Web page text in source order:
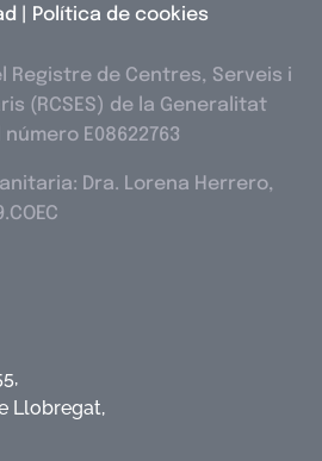
Política de cookies
Registre de Centres, Serveis i
(RCSES) de la Generalitat
E08622763
Dra. Lorena Herrero,
Llobregat,